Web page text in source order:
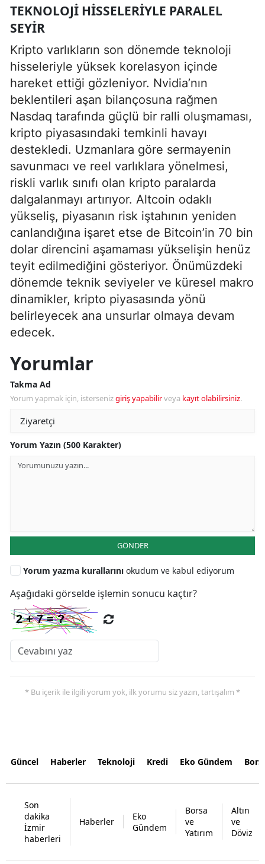
TEKNOLOJI HISSELERIYLE PARALEL
SEYIR
Kripto varlıkların son dönemde teknoloji
hisseleriyle yüksek korelasyon içinde
hareket ettiği gözleniyor. Nvidia’nın
beklentileri aşan bilançosuna rağmen
Nasdaq tarafında güçlü bir ralli oluşmaması,
kripto piyasasındaki temkinli havayı
destekledi. Uzmanlara göre sermayenin
savunmacı ve reel varlıklara yönelmesi,
riskli varlık sınıfı olan kripto paralarda
dalgalanmayı artırıyor. Altcoin odaklı
yükseliş, piyasanın risk iştahının yeniden
canlandığına işaret etse de Bitcoin’in 70 bin
dolar direncini aşamaması yükselişin henüz
teyit edilmediğini gösteriyor. Önümüzdeki
dönemde teknik seviyeler ve küresel makro
dinamikler, kripto piyasasında yönü
belirleyecek ana unsurlar olmaya devam
edecek.
Yorumlar
Takma Ad
Yorum yapmak için, istersenizgiriş yapabilirveya kayıt olabilirsiniz.
Yorum Yazın (500 Karakter)
GÖNDER
Yorum yazma kurallarını okudum ve kabul ediyorum
Aşağıdaki görselde işlemin sonucu kaçtır?
* Bu içerik ile ilgili yorum yok, ilk yorumu siz yazın, tartışalım *
Güncel Haberler Teknoloji Kredi Eko Gündem
Son
dakika
İzmir
haberleri
Haberler
Eko
Gündem
Borsa
ve
Yatırım
Altın
ve
Döviz